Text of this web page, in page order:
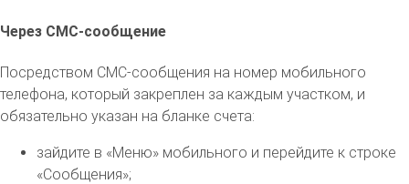
Через СМС-сообщение
Посредством СМС-сообщения на номер мобильного
телефона, который закреплен за каждым участком, и
обязательно указан на бланке счета:
зайдите в «Меню» мобильного и перейдите к строке
«Сообщения»;